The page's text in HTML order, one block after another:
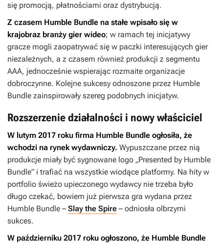
się promocją, płatnościami oraz dystrybucją.
Z czasem Humble Bundle na stałe wpisało się w
krajobraz branży gier wideo; w ramach tej inicjatywy
gracze mogli zaopatrywać się w paczki interesujących gier
niezależnych, a z czasem również produkcji z segmentu
AAA, jednocześnie wspierając rozmaite organizacje
dobroczynne. Kolejne sukcesy odnoszone przez Humble
Bundle zainspirowały szereg podobnych inicjatyw.
Rozszerzenie działalności i nowy właściciel
W lutym 2017 roku firma Humble Bundle ogłosiła, że
wchodzi na rynek wydawniczy. Wypuszczane przez nią
produkcje miały być sygnowane logo „Presented by Humble
Bundle” i trafiać na wszystkie wiodące platformy. Na hity w
portfolio świeżo upieczonego wydawcy nie trzeba było
długo czekać, bowiem już pierwsza gra wydana przez
Humble Bundle – Slay the Spire – odniosła olbrzymi
sukces.
W październiku 2017 roku ogłoszono, że Humble Bundle